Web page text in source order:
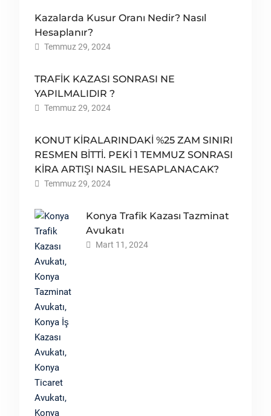
Kazalarda Kusur Oranı Nedir? Nasıl
Hesaplanır?
Temmuz 29, 2024
TRAFİK KAZASI SONRASI NE
YAPILMALIDIR ?
Temmuz 29, 2024
KONUT KİRALARINDAKİ %25 ZAM SINIRI
RESMEN BİTTİ. PEKİ 1 TEMMUZ SONRASI
KİRA ARTIŞI NASIL HESAPLANACAK?
Temmuz 29, 2024
Konya Trafik Kazası Tazminat
Avukatı
Mart 11, 2024